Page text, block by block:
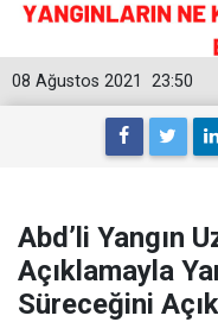
23:50
08 Ağustos 2021
Abd’li Yangın
Açıklamayla
Süreceğini